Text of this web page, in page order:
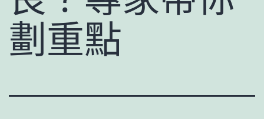
劃重點